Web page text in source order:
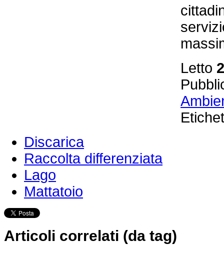
Letto
Discarica
Raccolta differenziata
Lago
Mattatoio
Articoli correlati (da tag)